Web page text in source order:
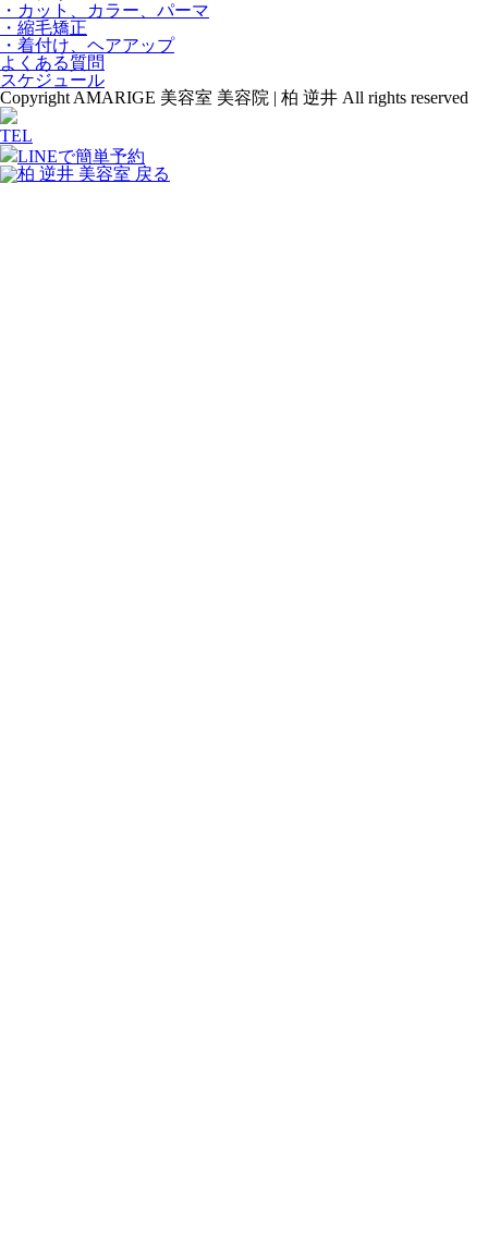
・カット、カラー、パーマ
・縮毛矯正
・着付け、ヘアアップ
よくある質問
スケジュール
Copyright AMARIGE 美容室 美容院 | 柏 逆井 All rights reserved
TEL
LINEで簡単予約